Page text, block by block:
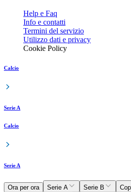
Help e Faq
Info e contatti
Termini del servizio
Utilizzo dati e privacy
Cookie Policy
Calcio
Serie A
Calcio
Serie A
Ora per ora Serie A Serie B